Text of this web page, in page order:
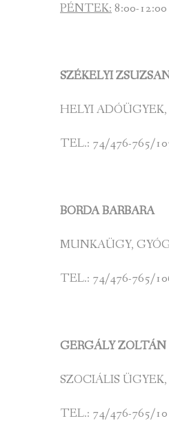
PÉNTEK:8:00-
SZÉKELYI
HELYI
TEL.: 74/476-765/
BORDA BARBARA
MUNKAÜGY,
TEL.: 74/476-765/
GERGÁLY ZOLTÁN
SZOCIÁLIS
TEL.: 74/476-765/